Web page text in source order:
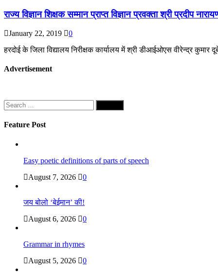
राज्य विज्ञान शिक्षक सम्मान प्राप्त विज्ञान प्रवक्ता श्री प्रदीप
January 22, 2019
0
हरदोई के जिला विद्यालय निरीक्षक कार्यालय में श्री डीआईओएस वीरेन्द्र
Advertisement
Search
for:
Feature Post
Easy poetic definitions of parts of speech
August 7, 2026
0
जय बोलो ‘बेईमान’ की!
August 6, 2026
0
Grammar in rhymes
August 5, 2026
0